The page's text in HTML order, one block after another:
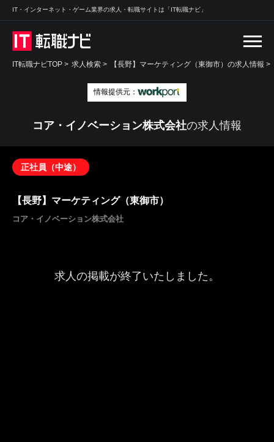
IT・インターネット・ゲーム業界の求人・転職サイトは「IT転職ナビ」
IT転職ナビTOP > 求人検索 > 【長野】マーケティング（東御市）の求人情報 >
情報提供元：
コア・イノベーション株式会社の求人情報
正社員（中途）
【長野】マーケティング（東御市）
コア・イノベーション株式会社
求人の掲載が終了いたしました。